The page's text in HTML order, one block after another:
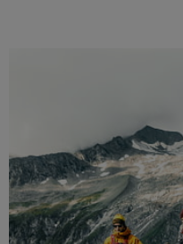
Klettertreff indoor
München